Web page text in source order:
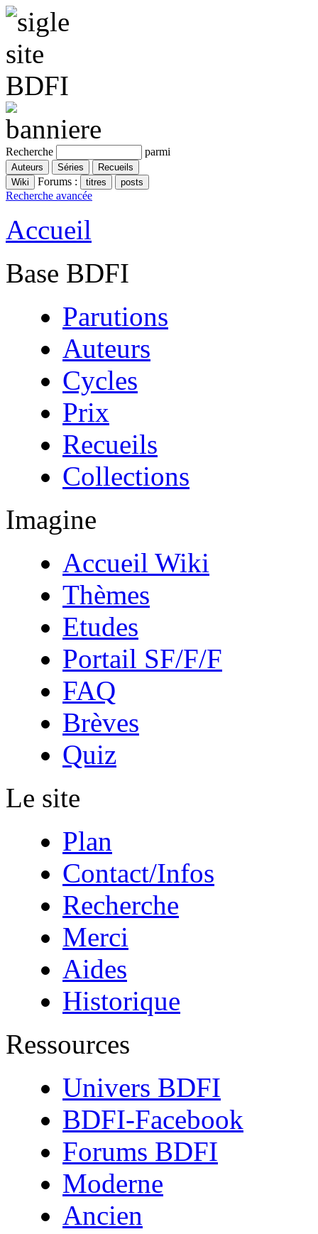
Recherche parmi
Forums :
Recherche avancée
Accueil
Base BDFI
Parutions
Auteurs
Cycles
Prix
Recueils
Collections
Imagine
Accueil Wiki
Thèmes
Etudes
Portail SF/F/F
FAQ
Brèves
Quiz
Le site
Plan
Contact/Infos
Recherche
Merci
Aides
Historique
Ressources
Univers BDFI
BDFI-Facebook
Forums BDFI
Moderne
Ancien